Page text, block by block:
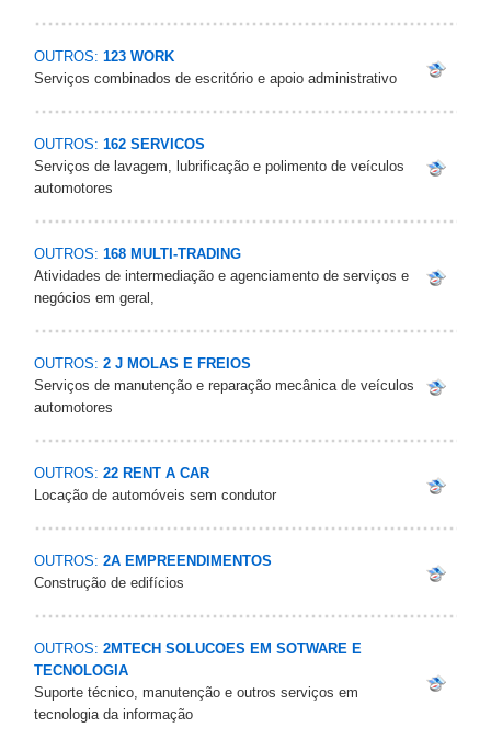
OUTROS: 123 WORK
Serviços combinados de escritório e apoio administrativo
OUTROS: 162 SERVICOS
Serviços de lavagem, lubrificação e polimento de veículos
automotores
OUTROS: 168 MULTI-TRADING
Atividades de intermediação e agenciamento de serviços e
negócios em geral,
OUTROS: 2 J MOLAS E FREIOS
Serviços de manutenção e reparação mecânica de veículos
automotores
OUTROS: 22 RENT A CAR
Locação de automóveis sem condutor
OUTROS: 2A EMPREENDIMENTOS
Construção de edifícios
OUTROS: 2MTECH SOLUCOES EM SOTWARE E
TECNOLOGIA
Suporte técnico, manutenção e outros serviços em
tecnologia da informação